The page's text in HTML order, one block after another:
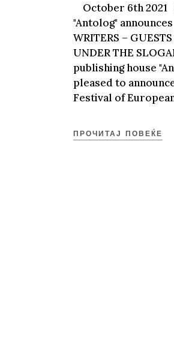
October 6th 2021
"Antolog"
WRITERS –
UNDER THE
publishing house
pleased to
Festival of
ПРОЧИТАЈ ПОВЕЌЕ